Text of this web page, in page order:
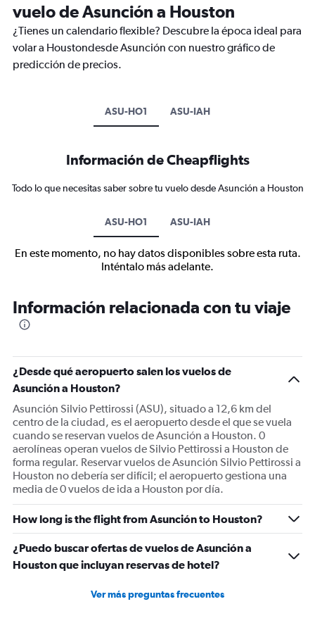
vuelo de Asunción a Houston
¿Tienes un calendario flexible? Descubre la época ideal para
volar a Houstondesde Asunción con nuestro gráfico de
predicción de precios.
ASU-HO1 ASU-IAH
Información de Cheapflights
Todo lo que necesitas saber sobre tu vuelo desde Asunción a Houston
ASU-HO1 ASU-IAH
En este momento, no hay datos disponibles sobre esta ruta.
Inténtalo más adelante.
Información relacionada con tu viaje
¿Desde qué aeropuerto salen los vuelos de
Asunción a Houston?
Asunción Silvio Pettirossi (ASU), situado a 12,6 km del
centro de la ciudad, es el aeropuerto desde el que se vuela
cuando se reservan vuelos de Asunción a Houston. 0
aerolíneas operan vuelos de Silvio Pettirossi a Houston de
forma regular. Reservar vuelos de Asunción Silvio Pettirossi a
Houston no debería ser difícil; el aeropuerto gestiona una
media de 0 vuelos de ida a Houston por día.
How long is the flight from Asunción to Houston?
¿Puedo buscar ofertas de vuelos de Asunción a
Houston que incluyan reservas de hotel?
Ver más preguntas frecuentes